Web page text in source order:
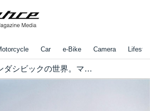
Car e-Bike Camera
ホンダシビックの世界。マニアによるNO.1は？【ホンダ偏愛主義vol.14】